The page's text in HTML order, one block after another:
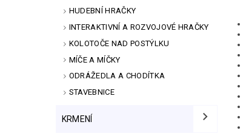
HUDEBNÍ HRAČKY
INTERAKTIVNÍ A ROZVOJOVÉ HRAČKY
KOLOTOČE NAD POSTÝLKU
MÍČE A MÍČKY
ODRÁŽEDLA A CHODÍTKA
STAVEBNICE
KRMENÍ